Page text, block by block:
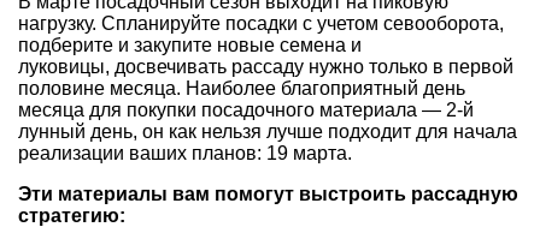
нагрузку. Спланируйте посадки с учетом севооборота,
подберите и закупите новые семена и
луковицы, досвечивать рассаду нужно только в первой
половине месяца. Наиболее благоприятный день
месяца для покупки посадочного материала — 2-й
лунный день, он как нельзя лучше подходит для начала
реализации ваших планов: 19 марта.
Эти материалы вам помогут выстроить рассадную
стратегию: